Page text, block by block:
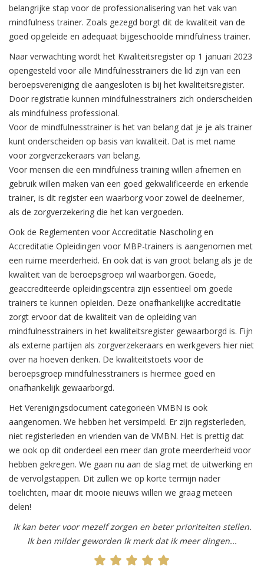
belangrijke stap voor de professionalisering van het vak van
mindfulness trainer. Zoals gezegd borgt dit de kwaliteit van de
goed opgeleide en adequaat bijgeschoolde mindfulness trainer.
Naar verwachting wordt het Kwaliteitsregister op 1 januari 2023
opengesteld voor alle Mindfulnesstrainers die lid zijn van een
beroepsvereniging die aangesloten is bij het kwaliteitsregister.
Door registratie kunnen mindfulnesstrainers zich onderscheiden
als mindfulness professional.
Voor de mindfulnesstrainer is het van belang dat je je als trainer
kunt onderscheiden op basis van kwaliteit. Dat is met name
voor zorgverzekeraars van belang.
Voor mensen die een mindfulness training willen afnemen en
gebruik willen maken van een goed gekwalificeerde en erkende
trainer, is dit register een waarborg voor zowel de deelnemer,
als de zorgverzekering die het kan vergoeden.
Ook de Reglementen voor Accreditatie Nascholing en
Accreditatie Opleidingen voor MBP-trainers is aangenomen met
een ruime meerderheid. En ook dat is van groot belang als je de
kwaliteit van de beroepsgroep wil waarborgen. Goede,
geaccrediteerde opleidingscentra zijn essentieel om goede
trainers te kunnen opleiden. Deze onafhankelijke accreditatie
zorgt ervoor dat de kwaliteit van de opleiding van
mindfulnesstrainers in het kwaliteitsregister gewaarborgd is. Fijn
als externe partijen als zorgverzekeraars en werkgevers hier niet
over na hoeven denken. De kwaliteitstoets voor de
beroepsgroep mindfulnesstrainers is hiermee goed en
onafhankelijk gewaarborgd.
Het Verenigingsdocument categorieën VMBN is ook
aangenomen. We hebben het versimpeld. Er zijn registerleden,
niet registerleden en vrienden van de VMBN. Het is prettig dat
we ook op dit onderdeel een meer dan grote meerderheid voor
hebben gekregen. We gaan nu aan de slag met de uitwerking en
de vervolgstappen. Dit zullen we op korte termijn nader
toelichten, maar dit mooie nieuws willen we graag meteen
delen!
Ik kan beter voor mezelf zorgen en beter prioriteiten stellen.
Ik ben milder geworden Ik merk dat ik meer dingen...